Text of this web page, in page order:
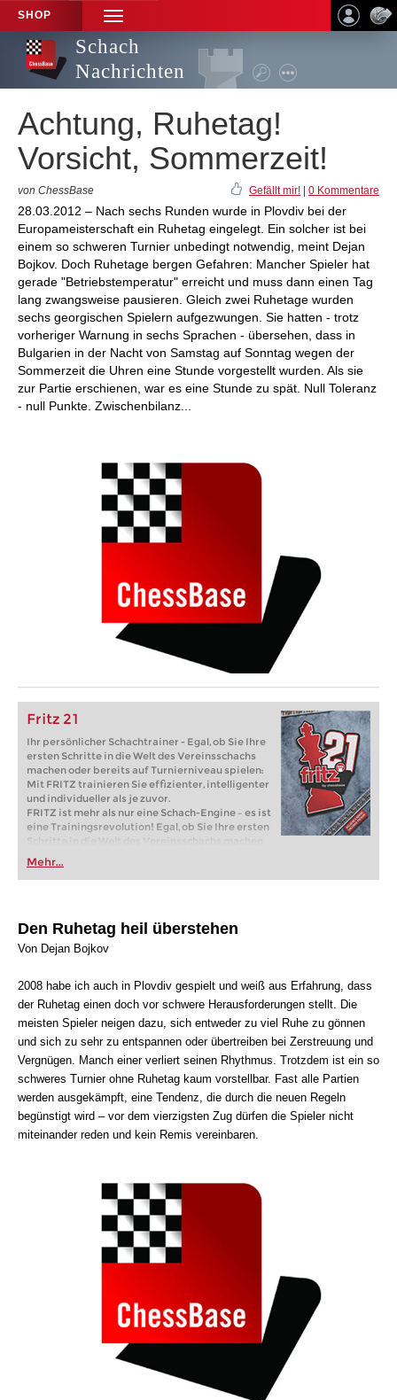
SHOP
TOGGLE
NAVIGATION
Schach
Nachrichten
Achtung, Ruhetag!
Vorsicht, Sommerzeit!
von ChessBase Gefällt mir! 0 Kommentare
28.03.2012 – Nach sechs Runden wurde in Plovdiv bei der
Europameisterschaft ein Ruhetag eingelegt. Ein solcher ist bei
einem so schweren Turnier unbedingt notwendig, meint Dejan
Bojkov. Doch Ruhetage bergen Gefahren: Mancher Spieler hat
gerade "Betriebstemperatur" erreicht und muss dann einen Tag
lang zwangsweise pausieren. Gleich zwei Ruhetage wurden
sechs georgischen Spielern aufgezwungen. Sie hatten - trotz
vorheriger Warnung in sechs Sprachen - übersehen, dass in
Bulgarien in der Nacht von Samstag auf Sonntag wegen der
Sommerzeit die Uhren eine Stunde vorgestellt wurden. Als sie
zur Partie erschienen, war es eine Stunde zu spät. Null Toleranz
- null Punkte. Zwischenbilanz...
Fritz 21
Ihr persönlicher Schachtrainer - Egal, ob Sie Ihre
ersten Schritte in die Welt des Vereinsschachs
machen oder bereits auf Turnierniveau spielen:
Mit FRITZ trainieren Sie effizienter, intelligenter
und individueller als je zuvor.
FRITZ ist mehr als nur eine Schach-Engine – es ist
eine Trainingsrevolution! Egal, ob Sie Ihre ersten
Schritte in die Welt des Vereinsschachs machen
oder bereits auf Turnierniveau spielen: Mit
FRITZ trainieren Sie effizienter, intelligenter und
individueller als je zuvor.
Mehr...
Den Ruhetag heil überstehen
Von Dejan Bojkov
2008 habe ich auch in Plovdiv gespielt und weiß aus Erfahrung, dass
der Ruhetag einen doch vor schwere Herausforderungen stellt. Die
meisten Spieler neigen dazu, sich entweder zu viel Ruhe zu gönnen
und sich zu sehr zu entspannen oder übertreiben bei Zerstreuung und
Vergnügen. Manch einer verliert seinen Rhythmus. Trotzdem ist ein so
schweres Turnier ohne Ruhetag kaum vorstellbar. Fast alle Partien
werden ausgekämpft, eine Tendenz, die durch die neuen Regeln
begünstigt wird – vor dem vierzigsten Zug dürfen die Spieler nicht
miteinander reden und kein Remis vereinbaren.